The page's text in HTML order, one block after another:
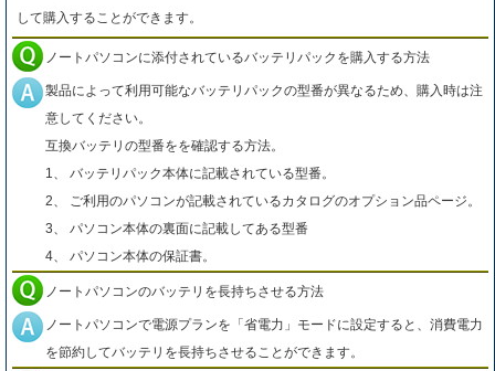
して購入することができます。
ノートパソコンに添付されているバッテリパックを購入する方法
製品によって利用可能なバッテリパックの型番が異なるため、購入時は注
意してください。
互換バッテリの型番をを確認する方法。
1、 バッテリパック本体に記載されている型番。
2、 ご利用のパソコンが記載されているカタログのオプション品ページ。
3、 パソコン本体の裏面に記載してある型番
4、 パソコン本体の保証書。
ノートパソコンのバッテリを長持ちさせる方法
ノートパソコンで電源プランを「省電力」モードに設定すると、消費電力
を節約してバッテリを長持ちさせることができます。